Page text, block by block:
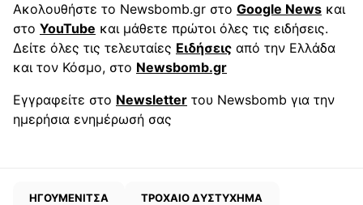
Ακολουθήστε το Newsbomb.gr στο Google News και
στο YouTube και μάθετε πρώτοι όλες τις ειδήσεις.
Δείτε όλες τις τελευταίες Ειδήσεις από την Ελλάδα
και τον Κόσμο, στο Newsbomb.gr
Εγγραφείτε στο Newsletter του Newsbomb για την
ημερήσια ενημέρωσή σας
ΗΓΟΥΜΕΝΙΤΣΑ ΤΡΟΧΑΙΟ ΔΥΣΤΥΧΗΜΑ